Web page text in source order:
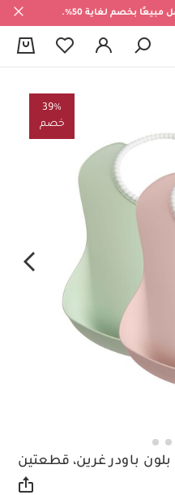
بخصم لغاية 50%.
39%
خصم
باودر غرين، قطعتين